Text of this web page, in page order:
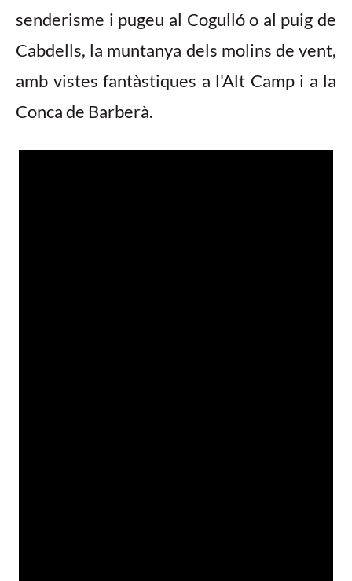
senderisme i pugeu al Cogulló o al puig de
Cabdells, la muntanya dels molins de vent,
amb vistes fantàstiques a l'Alt Camp i a la
Conca de Barberà.